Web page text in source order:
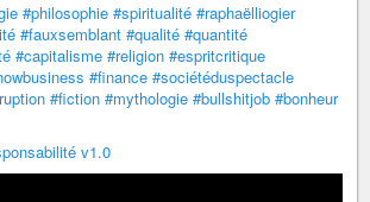
#philosophie #spiritualité #raphaëlliogier
#fauxsemblant #qualité #quantité
#capitalisme #religion #espritcritique
#finance #sociétéduspectacle
#fiction #mythologie #bullshitjob #bonheur
v1.0